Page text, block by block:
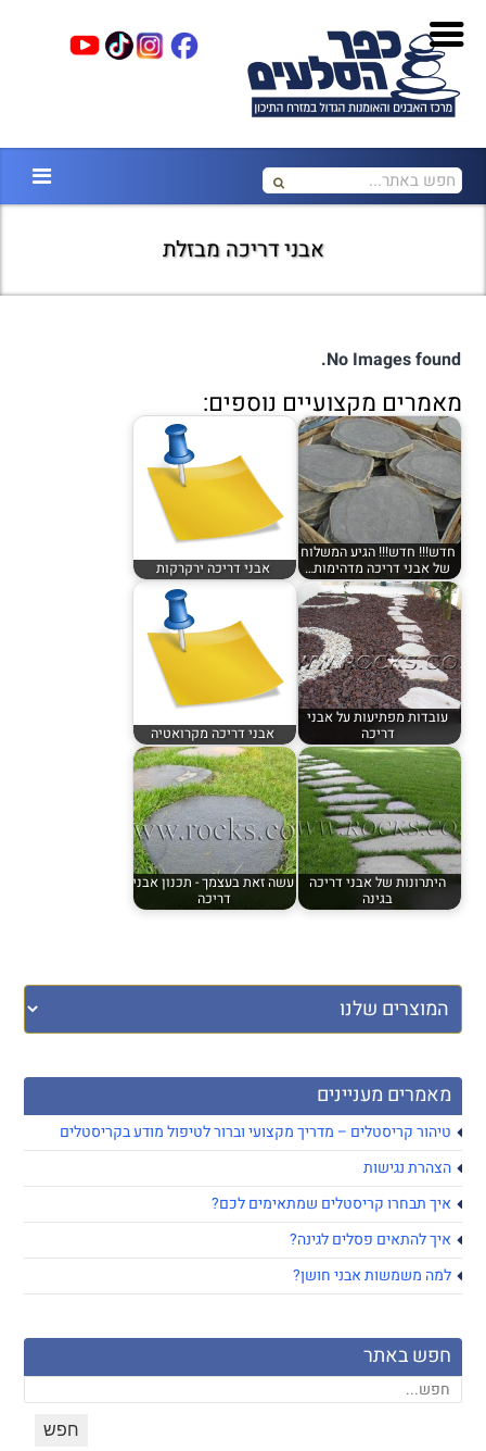
אבני דריכה מבזלת
מאמרים מעניינים
טיהור קריסטלים – מדריך מקצועי וברור לטיפול מודע בקריסטלים
הצהרת נגישות
איך תבחרו קריסטלים שמתאימים לכם?
איך להתאים פסלים לגינה?
למה משמשות אבני חושן?
חפש באתר
No Images found.
מאמרים מקצועיים נוספים:
חדש!!! חדש!!! הגיע המשלוח
של אבני דריכה מדהימות…
אבני דריכה ירקרקות
עובדות מפתיעות על אבני
דריכה
אבני דריכה מקרואטיה
היתרונות של אבני דריכה
בגינה
עשה זאת בעצמך - תכנון אבני
דריכה